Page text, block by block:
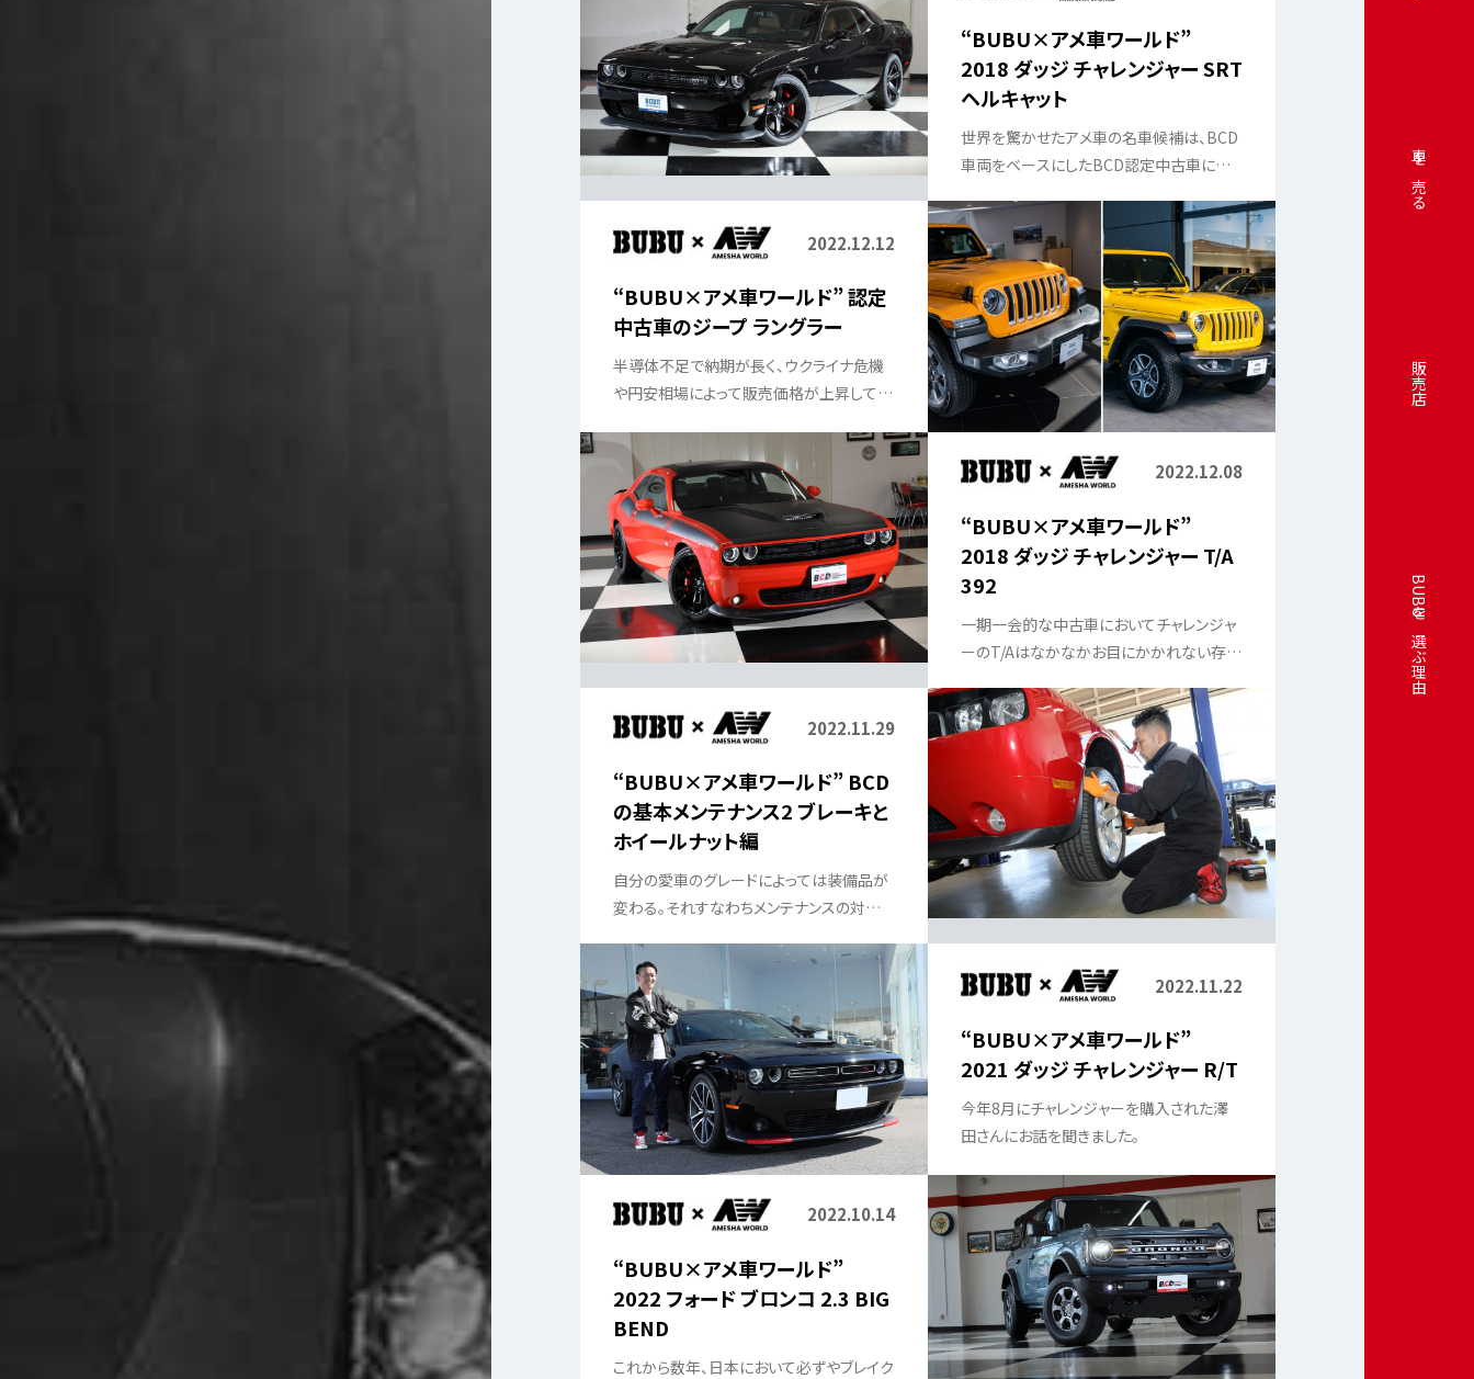
車を売る
販売店
BUBUを選ぶ理由
“BUBU×アメ車ワールド”
2018 ダッジ チャレンジャー SRT
ヘルキャット
世界を驚かせたアメ車の名車候補は、BCD
車両をベースにしたBCD認定中古車にな
2022.12.12
“BUBU×アメ車ワールド” 認定
中古車のジープ ラングラー
半導体不足で納期が長く、ウクライナ危機
や円安相場によって販売価格が上昇してい
らくガソリンエンジン搭載モデルの最終型で
はないか。であれば、状態の良い現行型を
入手する方が絶対に得策なのだ。
2022.12.08
“BUBU×アメ車ワールド”
2018 ダッジ チャレンジャー T/A
392
一期一会的な中古車においてチャレンジャ
ーのT/Aはなかなかお目にかかれない存在
手なカラーリングは滅多に出会えない。
2022.11.29
“BUBU×アメ車ワールド” BCD
の基本メンテナンス2 ブレーキと
ホイールナット編
自分の愛車のグレードによっては装備品が
変わる。それすなわちメンテナンスの対策
取材した。
2022.11.22
“BUBU×アメ車ワールド”
2021 ダッジ チャレンジャー R/T
今年8月にチャレンジャーを購入された澤
田さんにお話を聞きました。
2022.10.14
“BUBU×アメ車ワールド”
2022 フォード ブロンコ 2.3 BIG
BEND
これから数年、日本において必ずやブレイク